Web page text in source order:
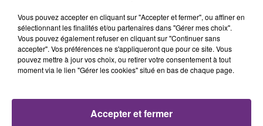
Vous pouvez accepter en cliquant sur "Accepter et fermer", ou affiner en
sélectionnant les finalités et/ou partenaires dans "Gérer mes choix".
Vous pouvez également refuser en cliquant sur "Continuer sans
accepter". Vos préférences ne s'appliqueront que pour ce site. Vous
pouvez mettre à jour vos choix, ou retirer votre consentement à tout
moment via le lien "Gérer les cookies" situé en bas de chaque page.
Accepter et fermer